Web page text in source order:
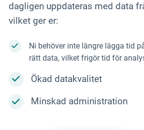
dagligen uppdateras med data
vilket ger er:
Ni behöver inte längre lägga tid
rätt data, vilket frigör tid för
Ökad datakvalitet
Minskad administration